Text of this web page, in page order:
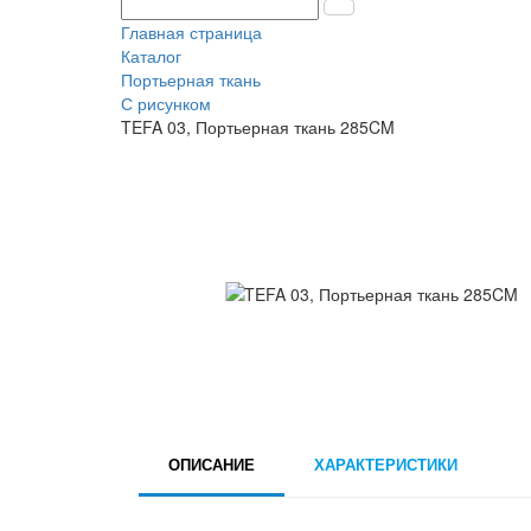
Главная страница
Каталог
Портьерная ткань
С рисунком
TEFA 03, Портьерная ткань 285CM
ОПИСАНИЕ ХАРАКТЕРИСТИКИ